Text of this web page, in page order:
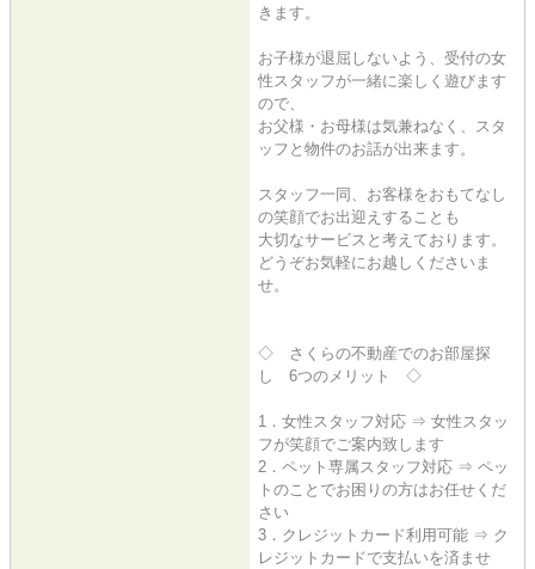
きます。
お子様が退屈しないよう、受付の女
性スタッフが一緒に楽しく遊びます
ので、
お父様・お母様は気兼ねなく、スタ
ッフと物件のお話が出来ます。
スタッフ一同、お客様をおもてなし
の笑顔でお出迎えすることも
大切なサービスと考えております。
どうぞお気軽にお越しくださいま
せ。
◇ さくらの不動産でのお部屋探
し 6つのメリット ◇
1．女性スタッフ対応 ⇒ 女性スタッ
フが笑顔でご案内致します
2．ペット専属スタッフ対応 ⇒ ペッ
トのことでお困りの方はお任せくだ
さい
3．クレジットカード利用可能 ⇒ ク
レジットカードで支払いを済ませ